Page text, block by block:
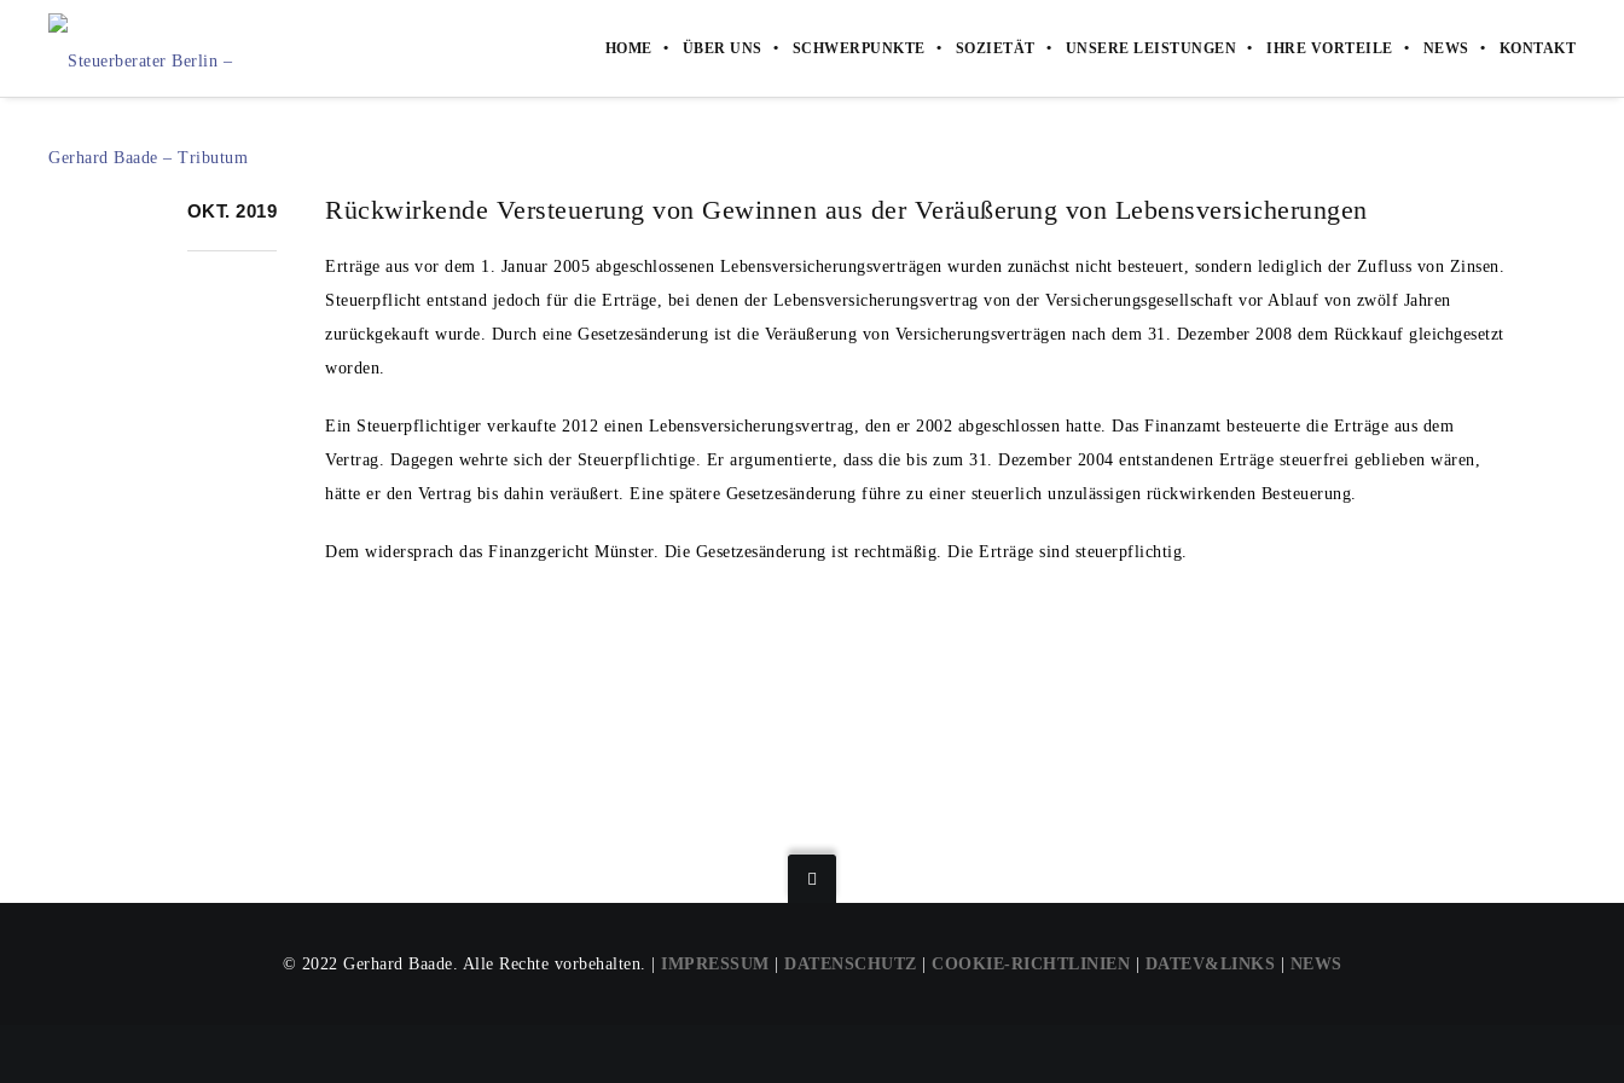
HOME ÜBER UNS SCHWERPUNKTE SOZIETÄT UNSERE LEISTUNGEN IHRE VORTEILE NEWS KONTAKT
OKT. 2019 Rückwirkende Versteuerung von Gewinnen aus der Veräußerung von Lebensversicherungen
Erträge aus vor dem 1. Januar 2005 abgeschlossenen Lebensversicherungsverträgen wurden zunächst nicht besteuert, sondern lediglich der Zufluss von Zinsen.
Steuerpflicht entstand jedoch für die Erträge, bei denen der Lebensversicherungsvertrag von der Versicherungsgesellschaft vor Ablauf von zwölf Jahren
zurückgekauft wurde. Durch eine Gesetzesänderung ist die Veräußerung von Versicherungsverträgen nach dem 31. Dezember 2008 dem Rückkauf gleichgesetzt
worden.
Ein Steuerpflichtiger verkaufte 2012 einen Lebensversicherungsvertrag, den er 2002 abgeschlossen hatte. Das Finanzamt besteuerte die Erträge aus dem
Vertrag. Dagegen wehrte sich der Steuerpflichtige. Er argumentierte, dass die bis zum 31. Dezember 2004 entstandenen Erträge steuerfrei geblieben wären,
hätte er den Vertrag bis dahin veräußert. Eine spätere Gesetzesänderung führe zu einer steuerlich unzulässigen rückwirkenden Besteuerung.
Dem widersprach das Finanzgericht Münster. Die Gesetzesänderung ist rechtmäßig. Die Erträge sind steuerpflichtig.
© 2022 Gerhard Baade. Alle Rechte vorbehalten. | IMPRESSUM DATENSCHUTZ COOKIE-RICHTLINIEN DATEV&LINKS NEWS